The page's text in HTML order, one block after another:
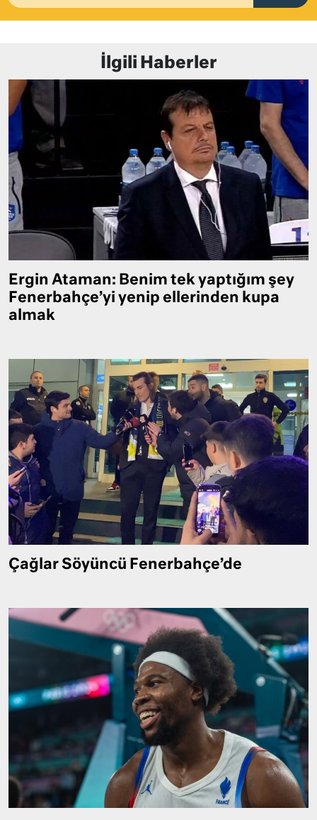
İlgili Haberler
Ergin Ataman: Benim tek yaptığım şey
Fenerbahçe’yi yenip ellerinden kupa
almak
Çağlar Söyüncü Fenerbahçe’de